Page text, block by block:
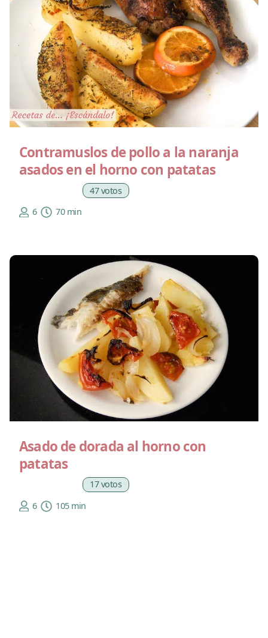
Contramuslos de pollo a la naranja
asados en el horno con patatas
47 votos
6
70 min
Asado de dorada al horno con
patatas
17 votos
6
105 min